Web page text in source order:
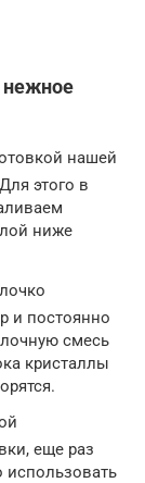
нежное
нашей
этого в
ниже
и постоянно
смесь
кристаллы
еще раз